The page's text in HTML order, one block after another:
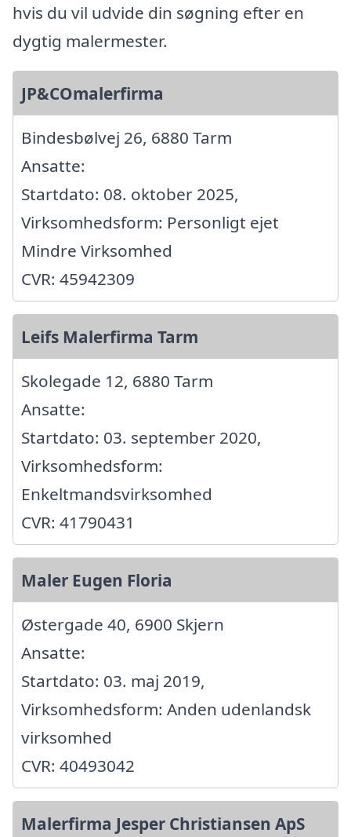
hvis du vil udvide din søgning efter en
dygtig malermester.
JP&COmalerfirma
Bindesbølvej 26, 6880 Tarm
Ansatte:
Startdato: 08. oktober 2025,
Virksomhedsform: Personligt ejet
Mindre Virksomhed
CVR: 45942309
Leifs Malerfirma Tarm
Skolegade 12, 6880 Tarm
Ansatte:
Startdato: 03. september 2020,
Virksomhedsform:
Enkeltmandsvirksomhed
CVR: 41790431
Maler Eugen Floria
Østergade 40, 6900 Skjern
Ansatte:
Startdato: 03. maj 2019,
Virksomhedsform: Anden udenlandsk
virksomhed
CVR: 40493042
Malerfirma Jesper Christiansen ApS